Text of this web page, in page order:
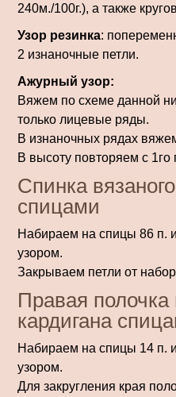
240м./100г.), а также
Узор резинка:
2 изнаночные петли.
Ажурный узор:
Вяжем по схеме данной
только лицевые ряды.
В изнаночных рядах
В высоту повторяем с 1го
Спинка
спицами
Набираем на спицы 86 п.
узором.
Закрываем петли от
Правая полочка
кардигана
Набираем на спицы 14 п.
узором.
Для закругления края